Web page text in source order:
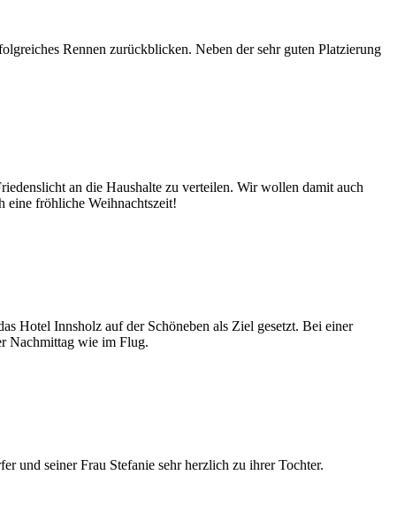
Rennen zurückblicken. Neben der sehr guten Platzierung
an die Haushalte zu verteilen. Wir wollen damit auch
eine fröhliche Weihnachtszeit!
Hotel Innsholz auf der Schöneben als Ziel gesetzt. Bei einer
Nachmittag wie im Flug.
und seiner Frau Stefanie sehr herzlich zu ihrer Tochter.